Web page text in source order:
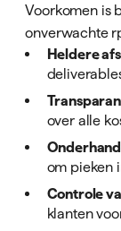
Voorkomen is
onverwachte
Heldere
over alle
om pieken
Controle
klanten